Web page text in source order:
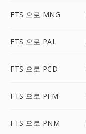
FTS 으로 MNG
FTS 으로 PAL
FTS 으로 PCD
FTS 으로 PFM
FTS 으로 PNM